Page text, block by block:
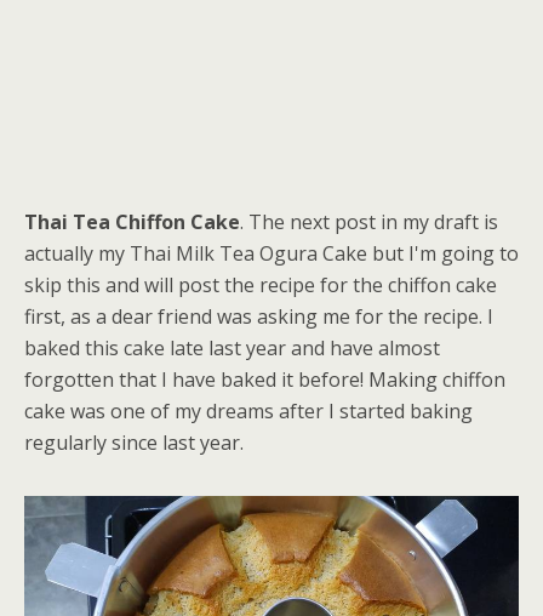
Thai Tea Chiffon Cake. The next post in my draft is
actually my Thai Milk Tea Ogura Cake but I'm going to
skip this and will post the recipe for the chiffon cake
first, as a dear friend was asking me for the recipe. I
baked this cake late last year and have almost
forgotten that I have baked it before! Making chiffon
cake was one of my dreams after I started baking
regularly since last year.